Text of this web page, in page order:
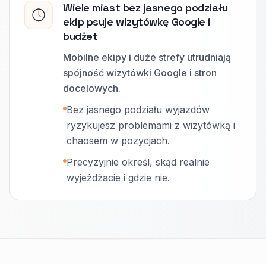
Wiele miast bez jasnego podziału
ekip psuje wizytówkę Google i
budżet
Mobilne ekipy i duże strefy utrudniają
spójność wizytówki Google i stron
docelowych.
Bez jasnego podziału wyjazdów
ryzykujesz problemami z wizytówką i
chaosem w pozycjach.
Precyzyjnie określ, skąd realnie
wyjeżdżacie i gdzie nie.